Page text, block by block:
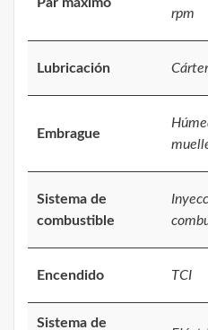
rpm
Lubricación
Embrague
Sistema de
combustible
Encendido TCI
Sistema de